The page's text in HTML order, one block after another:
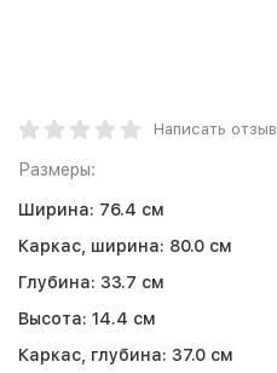
Написать отзыв
Размеры:
Ширина: 76.4 см
Каркас, ширина: 80.0 см
Глубина: 33.7 см
Высота: 14.4 см
Каркас, глубина: 37.0 см